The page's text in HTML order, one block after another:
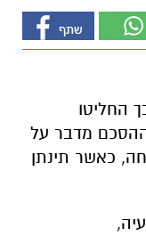
החליטו
ההסכם מדבר על
כאשר תינתן